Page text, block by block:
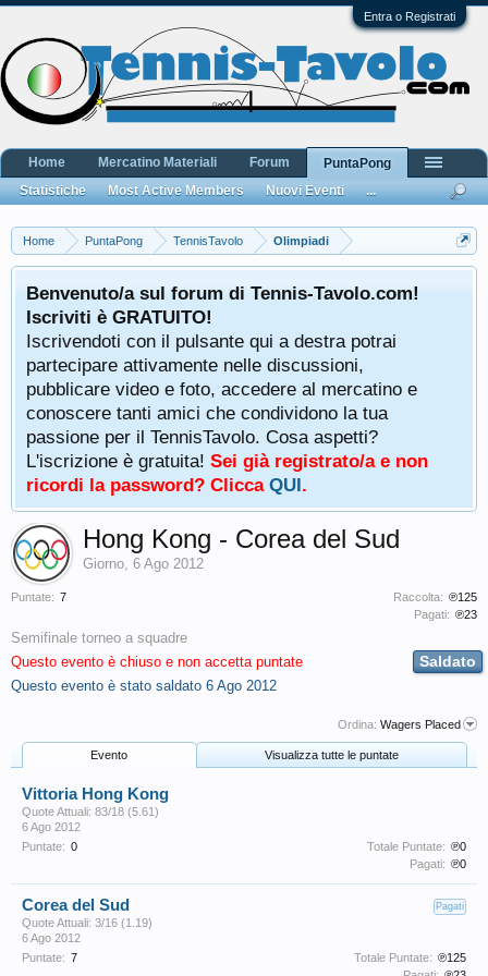
Entra o Registrati
Home PuntaPong TennisTavolo Olimpiadi
Benvenuto/a sul forum di Tennis-Tavolo.com!
Iscriviti è GRATUITO!
Iscrivendoti con il pulsante qui a destra potrai
partecipare attivamente nelle discussioni,
pubblicare video e foto, accedere al mercatino e
conoscere tanti amici che condividono la tua
passione per il TennisTavolo. Cosa aspetti?
L'iscrizione è gratuita! Sei già registrato/a e non
ricordi la password? Clicca QUI.
Puntate: 7 Raccolta: ℗125
Pagati: ℗23
Hong Kong - Corea del Sud
Giorno, 6 Ago 2012
Saldato
Semifinale torneo a squadre
Questo evento è chiuso e non accetta puntate
Questo evento è stato saldato 6 Ago 2012
Ordina: Wagers Placed
Evento Visualizza tutte le puntate
Vittoria Hong Kong
Quote Attuali: 83/18 (5.61)
6 Ago 2012
Puntate: 0 Totale Puntate: ℗0
Pagati: ℗0
Pagati
Corea del Sud
Quote Attuali: 3/16 (1.19)
6 Ago 2012
Puntate: 7 Totale Puntate: ℗125
Home Mercatino Materiali Forum
PuntaPong
Statistiche
Most Active Members Nuovi Eventi ...